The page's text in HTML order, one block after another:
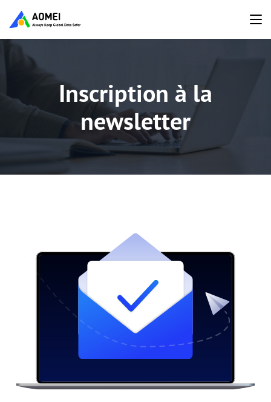
Inscription à la
newsletter